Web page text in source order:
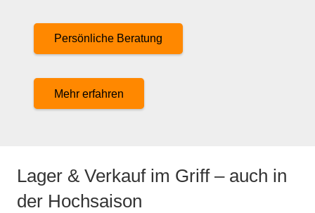
Persönliche Beratung
Mehr erfahren
Lager & Verkauf im Griff – auch in
der Hochsaison